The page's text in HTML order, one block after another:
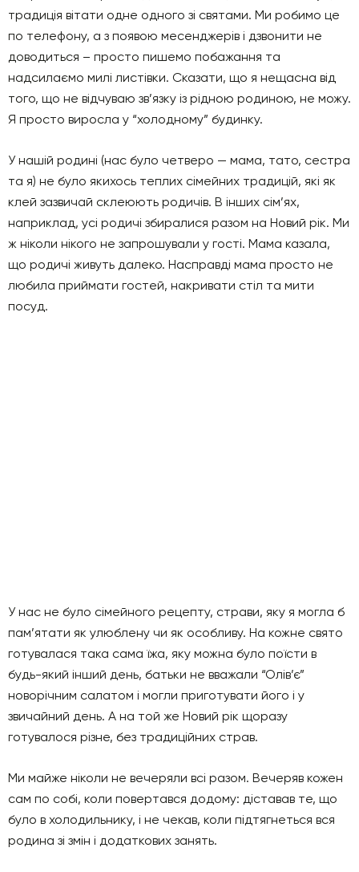
традиція вітати одне одного зі святами. Ми робимо це
по телефону, а з появою месенджерів і дзвонити не
доводиться – просто пишемо побажання та
надсилаємо милі листівки. Сказати, що я нещасна від
того, що не відчуваю зв’язку із рідною родиною, не можу.
Я просто виросла у “холодному” будинку.
У нашій родині (нас було четверо — мама, тато, сестра
та я) не було якихось теплих сімейних традицій, які як
клей зазвичай склеюють родичів. В інших сім’ях,
наприклад, усі родичі збиралися разом на Новий рік. Ми
ж ніколи нікого не запрошували у гості. Мама казала,
що родичі живуть далеко. Насправді мама просто не
любила приймати гостей, накривати стіл та мити
посуд.
У нас не було сімейного рецепту, страви, яку я могла б
пам’ятати як улюблену чи як особливу. На кожне свято
готувалася така сама їжа, яку можна було поїсти в
будь-який інший день, батьки не вважали “Олів’є”
новорічним салатом і могли приготувати його і у
звичайний день. А на той же Новий рік щоразу
готувалося різне, без традиційних страв.
Ми майже ніколи не вечеряли всі разом. Вечеряв кожен
сам по собі, коли повертався додому: діставав те, що
було в холодильнику, і не чекав, коли підтягнеться вся
родина зі змін і додаткових занять.